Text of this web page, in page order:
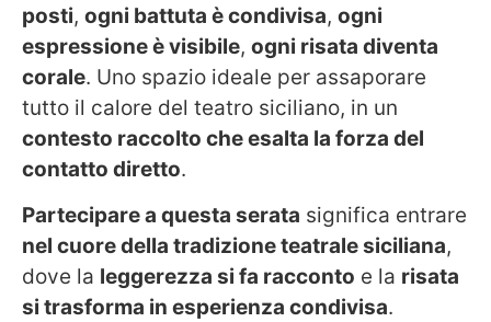
posti, ogni battuta è condivisa, ogni
espressione è visibile, ogni risata diventa
corale. Uno spazio ideale per assaporare
tutto il calore del teatro siciliano, in un
contesto raccolto che esalta la forza del
contatto diretto.
Partecipare a questa serata significa entrare
nel cuore della tradizione teatrale siciliana,
dove la leggerezza si fa racconto e la risata
si trasforma in esperienza condivisa.